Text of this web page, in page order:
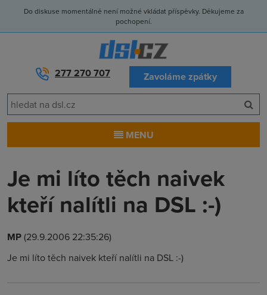
Do diskuse momentálně není možné vkládat příspěvky. Děkujeme za
pochopení.
277 270 707 Zavoláme zpátky
MENU
Je mi líto těch naivek
kteří nalítli na DSL :-)
MP(29.9.2006 22:35:26)
Je mi líto těch naivek kteří nalítli na DSL :-)